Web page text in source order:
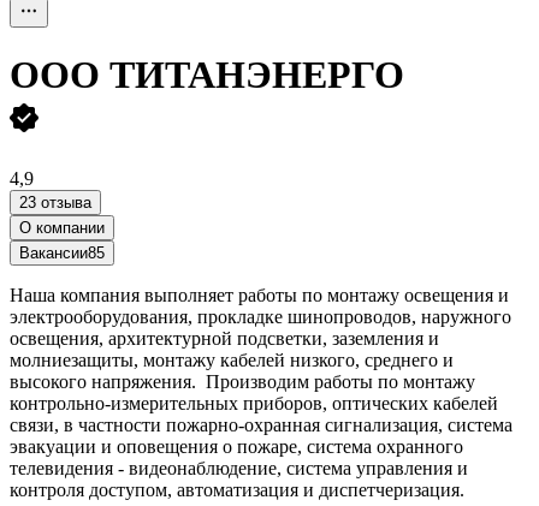
ООО ТИТАНЭНЕРГО
4,9
23 отзыва
О компании
Вакансии85
Наша компания выполняет работы по монтажу освещения и
электрооборудования, прокладке шинопроводов, наружного
освещения, архитектурной подсветки, заземления и
молниезащиты, монтажу кабелей низкого, среднего и
высокого напряжения. Производим работы по монтажу
контрольно-измерительных приборов, оптических кабелей
связи, в частности пожарно-охранная сигнализация, система
эвакуации и оповещения о пожаре, система охранного
телевидения - видеонаблюдение, система управления и
контроля доступом, автоматизация и диспетчеризация.